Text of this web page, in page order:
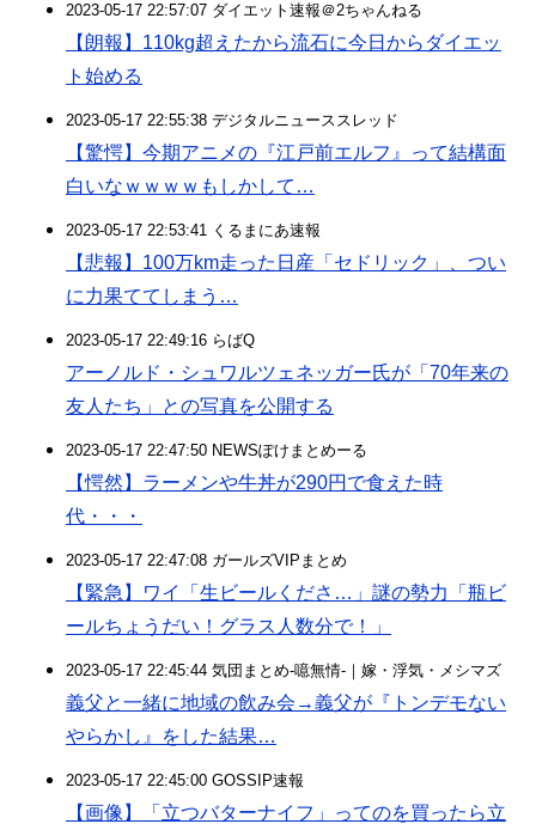
2023-05-17 22:57:07 ダイエット速報＠2ちゃんねる
【朗報】110kg超えたから流石に今日からダイエッ
ト始める
2023-05-17 22:55:38 デジタルニューススレッド
【驚愕】今期アニメの『江戸前エルフ』って結構面
白いなｗｗｗｗもしかして…
2023-05-17 22:53:41 くるまにあ速報
【悲報】100万km走った日産「セドリック」、つい
に力果ててしまう…
2023-05-17 22:49:16 らばQ
アーノルド・シュワルツェネッガー氏が「70年来の
友人たち」との写真を公開する
2023-05-17 22:47:50 NEWSぽけまとめーる
【愕然】ラーメンや牛丼が290円で食えた時
代・・・
2023-05-17 22:47:08 ガールズVIPまとめ
【緊急】ワイ「生ビールくださ…」謎の勢力「瓶ビ
ールちょうだい！グラス人数分で！」
2023-05-17 22:45:44 気団まとめ-噫無情-｜嫁・浮気・メシマズ
義父と一緒に地域の飲み会→義父が『トンデモない
やらかし』をした結果…
2023-05-17 22:45:00 GOSSIP速報
【画像】「立つバターナイフ」ってのを買ったら立